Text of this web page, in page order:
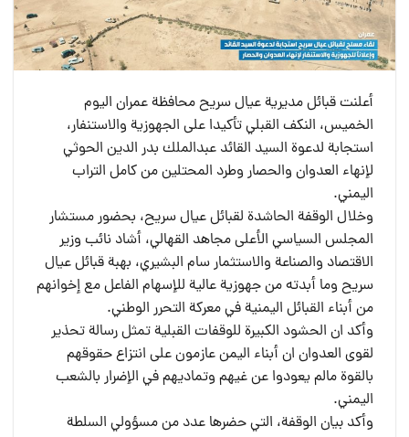
أعلنت قبائل مديرية عيال سريح محافظة عمران اليوم
الخميس، النكف القبلي تأكيدا على الجهوزية والاستنفار،
استجابة لدعوة السيد القائد عبدالملك بدر الدين الحوثي
لإنهاء العدوان والحصار وطرد المحتلين من كامل التراب
اليمني.
وخلال الوقفة الحاشدة لقبائل عيال سريح، بحضور مستشار
المجلس السياسي الأعلى مجاهد القهالي، أشاد نائب وزير
الاقتصاد والصناعة والاستثمار سام البشيري، بهبة قبائل عيال
سريح وما أبدته من جهوزية عالية للإسهام الفاعل مع إخوانهم
من أبناء القبائل اليمنية في معركة التحرر الوطني.
وأكد ان الحشود الكبيرة للوقفات القبلية تمثل رسالة تحذير
لقوى العدوان ان أبناء اليمن عازمون على انتزاع حقوقهم
بالقوة مالم يعودوا عن غيهم وتماديهم في الإضرار بالشعب
اليمني.
وأكد بيان الوقفة، التي حضرها عدد من مسؤولي السلطة